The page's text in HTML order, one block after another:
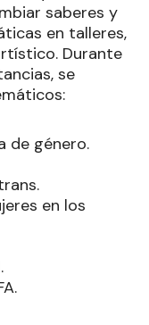
saberes y
en talleres,
Durante
se
de género.
en los